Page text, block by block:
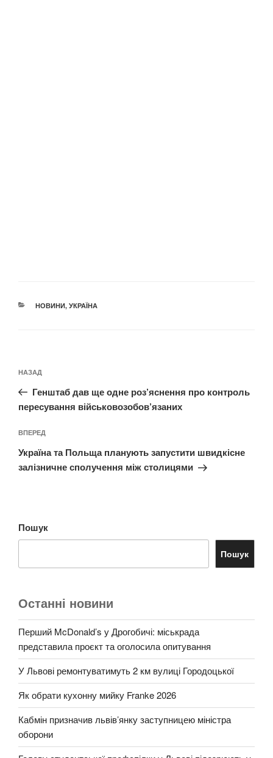
КАТЕГОРІЇ
НОВИНИ, УКРАЇНА
записів
Попередній
запис:
НАЗАД
Генштаб дав ще одне роз’яснення про контроль
пересування військовозобов’язаних
Наступний
запис
ВПЕРЕД
Україна та Польща планують запустити швидкісне
залізничне сполучення між столицями
Пошук
Пошук
Останні новини
Перший McDonald’s у Дрогобичі: міськрада
представила проєкт та оголосила опитування
У Львові ремонтуватимуть 2 км вулиці Городоцької
Як обрати кухонну мийку Franke 2026
Кабмін призначив львів’янку заступницею міністра
оборони